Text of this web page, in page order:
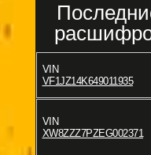
VIN
VF1JZ14K649011935
VIN
XW8ZZZ7PZEG002371